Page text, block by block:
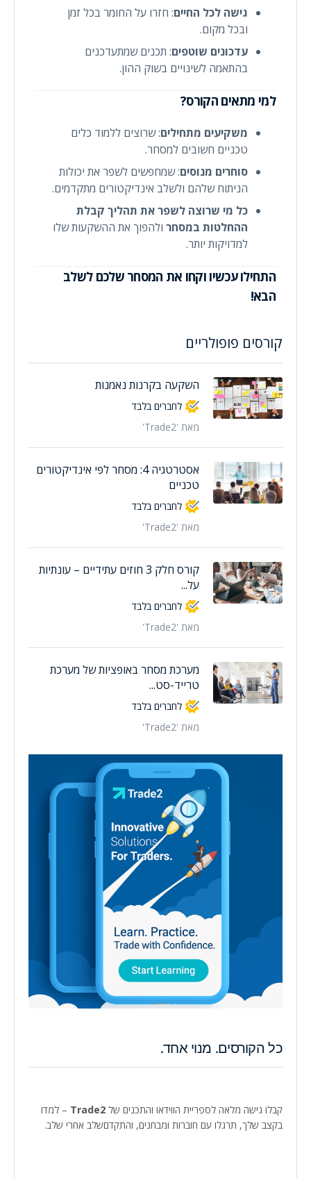
גישה לכל החיים: חזרו על החומר בכל זמן
ובכל מקום.
עדכונים שוטפים: תכנים שמתעדכנים
בהתאמה לשינויים בשוק ההון.
למי מתאים הקורס?
משקיעים מתחילים: שרוצים ללמוד כלים
טכניים חשובים למסחר.
סוחרים מנוסים: שמחפשים לשפר את יכולות
הניתוח שלהם ולשלב אינדיקטורים מתקדמים.
כל מי שרוצה לשפר את תהליך קבלת
ההחלטות במסחר ולהפוך את ההשקעות שלו
למדויקות יותר.
התחילו עכשיו וקחו את המסחר שלכם לשלב
הבא!
קורסים פופולריים
השקעה בקרנות נאמנות
לחברים בלבד
מאת 'Trade2'
אסטרטגיה 4: מסחר לפי אינדיקטורים
טכניים
לחברים בלבד
מאת 'Trade2'
קורס חלק 3 חוזים עתידיים – עונתיות
על...
לחברים בלבד
מאת 'Trade2'
מערכת מסחר באופציות של מערכת
טרייד-סט...
לחברים בלבד
מאת 'Trade2'
כל הקורסים. מנוי אחד.
קבלו גישה מלאה לספריית הווידאו והתכנים של Trade2 – למדו
בקצב שלך, תרגלו עם חוברות ומבחנים, והתקדםשלב אחרי שלב.